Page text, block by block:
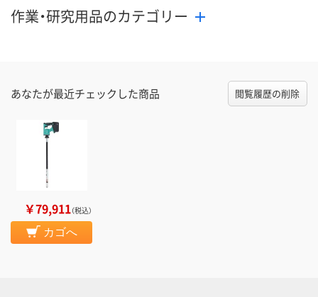
作業・研究用品のカテゴリー
あなたが最近チェックした商品 閲覧履歴の削除
￥79,911（税込）
カゴへ